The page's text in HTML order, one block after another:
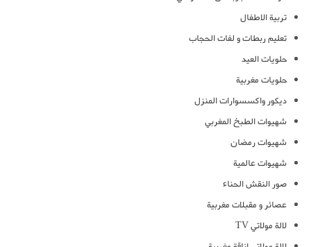
تربية الاطفال
تعليم ربطات و لفات الحجاب
حلويات العيد
حلويات مغربية
ديكور واكسسوارات المنزل
شهيوات الطبخ المغربي
شهيوات رمضان
شهيوات عالمية
صور النقش الحناء
عصائر و مقبلات مغربية
لالة مولاتي TV